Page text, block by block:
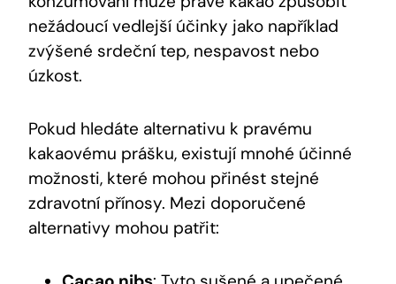
nežádoucí vedlejší účinky jako například
zvýšené srdeční tep, nespavost nebo
úzkost.
Pokud hledáte alternativu k pravému
kakaovému prášku, existují mnohé účinné
možnosti, které mohou přinést stejné
zdravotní přínosy. Mezi doporučené
alternativy mohou patřit: